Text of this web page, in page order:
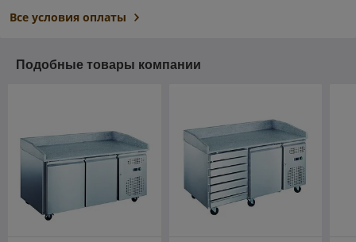
Все условия оплаты
Подобные товары компании